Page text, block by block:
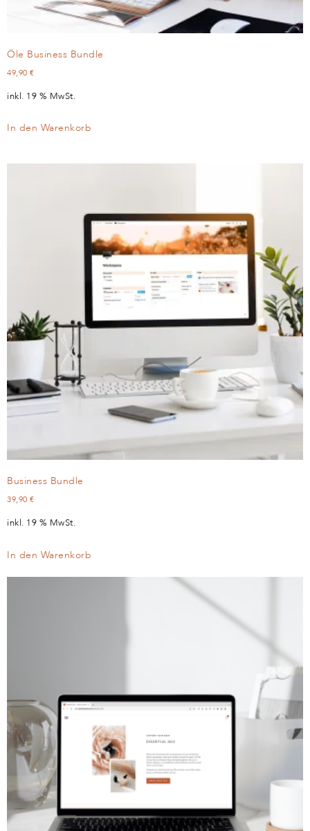
Öle Business Bundle
49,90 €
inkl. 19 % MwSt.
In den Warenkorb
Business Bundle
39,90 €
inkl. 19 % MwSt.
In den Warenkorb